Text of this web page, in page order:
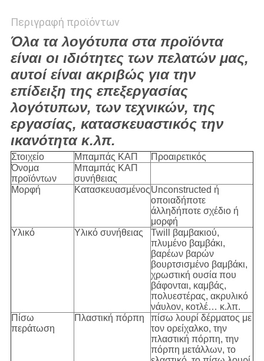
Περιγραφή προϊόντων
Όλα τα λογότυπα στα προϊόντα
είναι οι ιδιότητες των πελατών μας,
αυτοί είναι ακριβώς για την
επίδειξη της επεξεργασίας
λογότυπων, των τεχνικών, της
εργασίας, κατασκευαστικός την
ικανότητα κ.λπ.
Στοιχείο Μπαμπάς ΚΑΠ
Προαιρετικός
Όνομα
προϊόντων
Μπαμπάς ΚΑΠ
συνήθειας
Μορφή
ΚατασκευασμένοςUnconstructed ή
οποιαδήποτε
άλληδήποτε σχέδιο ή
μορφή
Υλικό
Υλικό συνήθειας
Twill βαμβακιού,
πλυμένο βαμβάκι,
βαρέων βαρών
βουρτσισμένο βαμβάκι,
χρωστική ουσία που
βάφονται, καμβάς,
πολυεστέρας, ακρυλικό
νάυλον, κοτλέ… κ.λπ.
Πίσω
περάτωση
Πλαστική πόρπη
πίσω λουρί δέρματος με
τον ορείχαλκο, την
πλαστική πόρπη, την
πόρπη μετάλλων, το